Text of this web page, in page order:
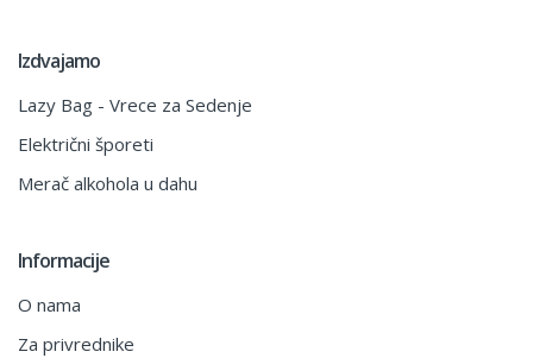
Izdvajamo
Lazy Bag - Vrece za Sedenje
Električni šporeti
Merač alkohola u dahu
Informacije
O nama
Za privrednike